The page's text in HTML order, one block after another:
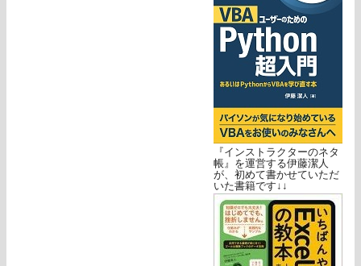
『インストラクターのネタ
帳』を運営する伊藤潔人
が、初めて書かせていただ
いた書籍です↓↓